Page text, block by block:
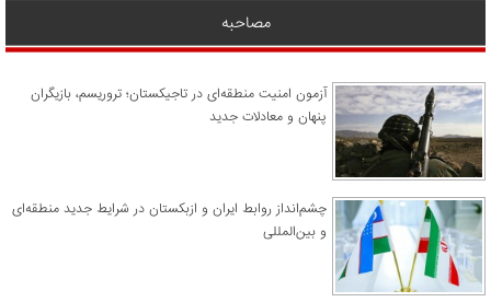
مصاحبه
آزمون امنیت منطقه‌ای در تاجیکستان؛ تروریسم، بازیگران
پنهان و معادلات جدید
چشم‌انداز روابط ایران و ازبکستان در شرایط جدید منطقه‌ای
و بین‌المللی